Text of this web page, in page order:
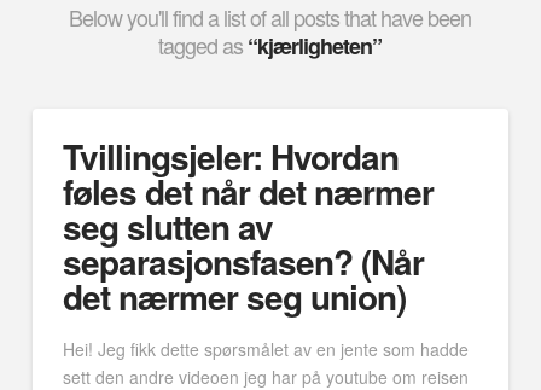
Below you'll find a list of all posts that have been
tagged as“kjærligheten”
Tvillingsjeler: Hvordan
føles det når det nærmer
seg slutten av
separasjonsfasen? (Når
det nærmer seg union)
Hei! Jeg fikk dette spørsmålet av en jente som hadde
sett den andre videoen jeg har på youtube om reisen